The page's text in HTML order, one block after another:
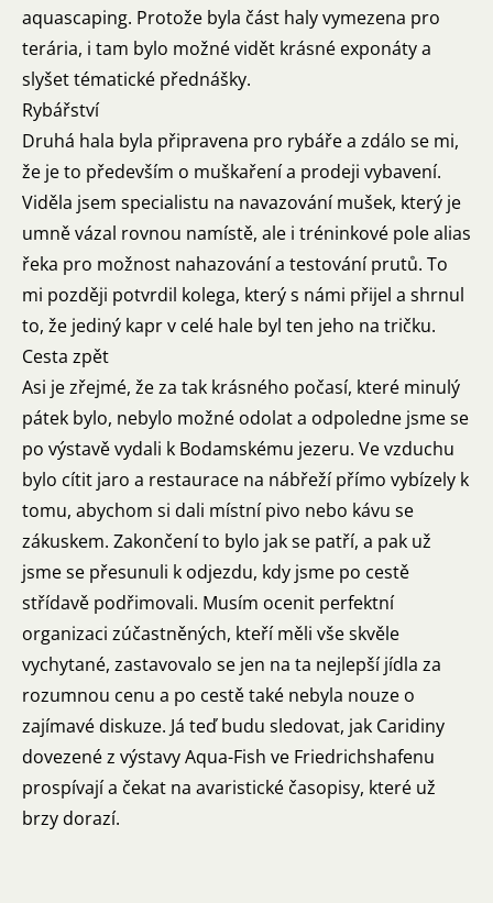
aquascaping. Protože byla část haly vymezena pro
terária, i tam bylo možné vidět krásné exponáty a
slyšet tématické přednášky.
Rybářství
Druhá hala byla připravena pro rybáře a zdálo se mi,
že je to především o muškaření a prodeji vybavení.
Viděla jsem specialistu na navazování mušek, který je
umně vázal rovnou namístě, ale i tréninkové pole alias
řeka pro možnost nahazování a testování prutů. To
mi později potvrdil kolega, který s námi přijel a shrnul
to, že jediný kapr v celé hale byl ten jeho na tričku.
Cesta zpět
Asi je zřejmé, že za tak krásného počasí, které minulý
pátek bylo, nebylo možné odolat a odpoledne jsme se
po výstavě vydali k Bodamskému jezeru. Ve vzduchu
bylo cítit jaro a restaurace na nábřeží přímo vybízely k
tomu, abychom si dali místní pivo nebo kávu se
zákuskem. Zakončení to bylo jak se patří, a pak už
jsme se přesunuli k odjezdu, kdy jsme po cestě
střídavě podřimovali. Musím ocenit perfektní
organizaci zúčastněných, kteří měli vše skvěle
vychytané, zastavovalo se jen na ta nejlepší jídla za
rozumnou cenu a po cestě také nebyla nouze o
zajímavé diskuze. Já teď budu sledovat, jak Caridiny
dovezené z výstavy Aqua-Fish ve Friedrichshafenu
prospívají a čekat na avaristické časopisy, které už
brzy dorazí.